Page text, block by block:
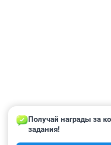
Получай награды за
задания!